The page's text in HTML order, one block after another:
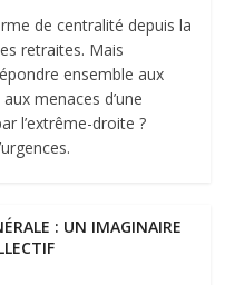
de centralité depuis la
retraites. Mais
ensemble aux
menaces d’une
l’extrême-droite ?
: UN IMAGINAIRE